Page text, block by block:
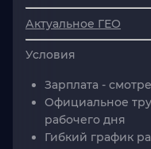
Актуальное ГЕО
Условия
Зарплата -
Официальное
рабочего дня
Гибкий график